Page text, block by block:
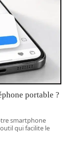
portable ?
smartphone
qui facilite le